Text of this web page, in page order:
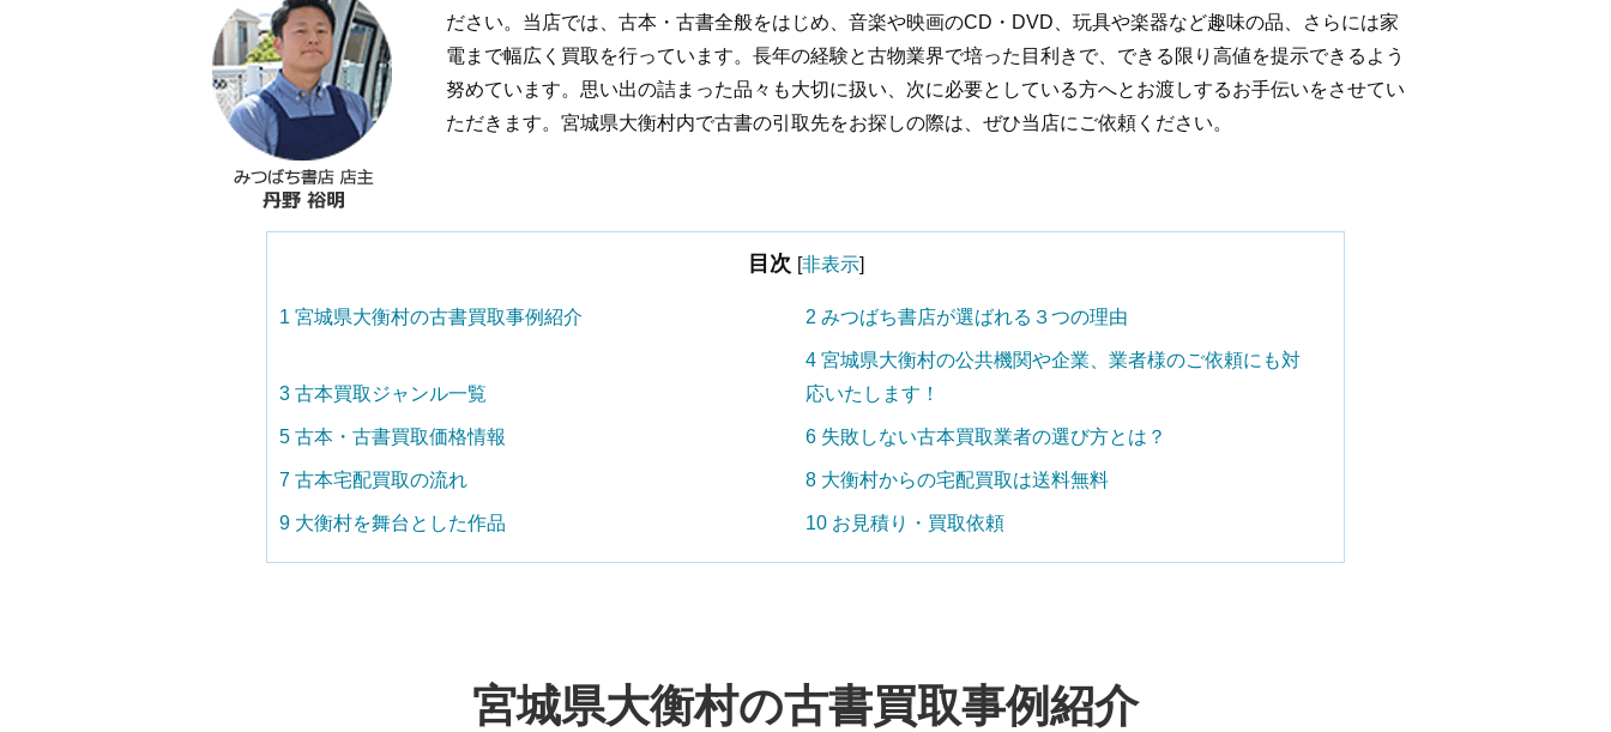
ださい。当店では、古本・古書全般をはじめ、音楽や映画のCD・DVD、玩具や楽器など趣味の品、さらには家
電まで幅広く買取を行っています。長年の経験と古物業界で培った目利きで、できる限り高値を提示できるよう
努めています。思い出の詰まった品々も大切に扱い、次に必要としている方へとお渡しするお手伝いをさせてい
ただきます。宮城県大衡村内で古書の引取先をお探しの際は、ぜひ当店にご依頼ください。
目次 [非表示]
1 宮城県大衡村の古書買取事例紹介 2 みつばち書店が選ばれる３つの理由
3 古本買取ジャンル一覧
4宮城県大衡村の公共機関や企業、業者様のご依頼にも対
応いたします！
5 古本・古書買取価格情報 6失敗しない古本買取業者の選び方とは？
7 古本宅配買取の流れ 8大衡村からの宅配買取は送料無料
9 大衡村を舞台とした作品 10お見積り・買取依頼
宮城県大衡村の古書買取事例紹介